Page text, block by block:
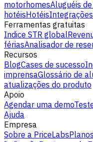
motorhomesAluguéis
hotéisHotéisIntegrações
Ferramentas gratuitas
Indice STR global
fériasAnalisador de
Recursos
BlogCases de sucesso
imprensaGlossário de
atualizações do produto
Apoio
Agendar uma demo
Ajuda
Empresa
Sobre a PriceLabsPlanos